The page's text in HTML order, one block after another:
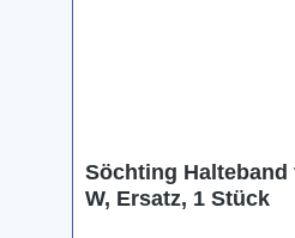
Söchting
W, Ersatz, 1 Stück